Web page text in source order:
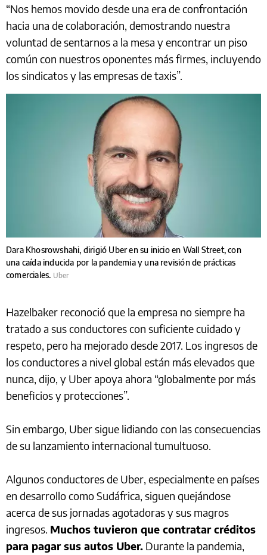
“Nos hemos movido desde una era de confrontación
hacia una de colaboración, demostrando nuestra
voluntad de sentarnos a la mesa y encontrar un piso
común con nuestros oponentes más firmes, incluyendo
los sindicatos y las empresas de taxis”.
Dara Khosrowshahi, dirigió Uber en su inicio en Wall Street, con
una caída inducida por la pandemia y una revisión de prácticas
comerciales. Uber
Hazelbaker reconoció que la empresa no siempre ha
tratado a sus conductores con suficiente cuidado y
respeto, pero ha mejorado desde 2017. Los ingresos de
los conductores a nivel global están más elevados que
nunca, dijo, y Uber apoya ahora “globalmente por más
beneficios y protecciones”.
Sin embargo, Uber sigue lidiando con las consecuencias
de su lanzamiento internacional tumultuoso.
Algunos conductores de Uber, especialmente en países
en desarrollo como Sudáfrica, siguen quejándose
acerca de sus jornadas agotadoras y sus magros
ingresos. Muchos tuvieron que contratar créditos
para pagar sus autos Uber. Durante la pandemia,